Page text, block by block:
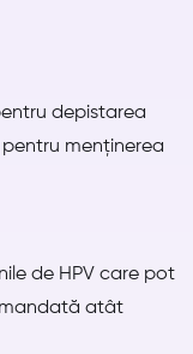
depistarea
menținerea
de HPV care pot
atât